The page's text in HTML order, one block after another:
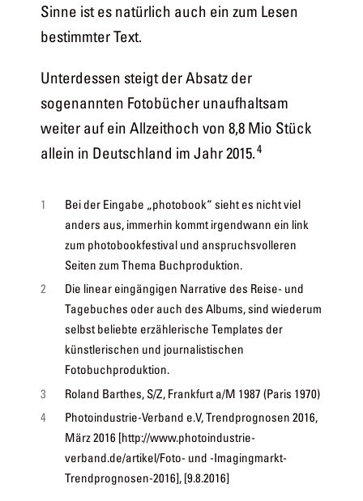
Sinne ist es natürlich auch ein zum Lesen
bestimmter Text.
Unterdessen steigt der Absatz der
sogenannten Fotobücher unaufhaltsam
weiter auf ein Allzeithoch von 8,8 Mio Stück
allein in Deutschland im Jahr 2015.4
1
Bei der Eingabe „photobook“ sieht es nicht viel
anders aus, immerhin kommt irgendwann ein link
zum photobookfestival und anspruchsvolleren
Seiten zum Thema Buchproduktion.
2
Die linear eingängigen Narrative des Reise- und
Tagebuches oder auch des Albums, sind wiederum
selbst beliebte erzählerische Templates der
künstlerischen und journalistischen
Fotobuchproduktion.
3
Roland Barthes, S/Z, Frankfurt a/M 1987 (Paris 1970)
4
Photoindustrie-Verband e.V, Trendprognosen 2016,
März 2016 [http://www.photoindustrie-
verband.de/artikel/Foto- und -Imagingmarkt-
Trendprognosen-2016], [9.8.2016]